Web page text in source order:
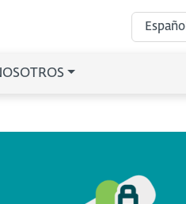
Español